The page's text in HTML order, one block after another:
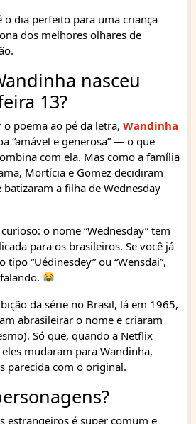
o dia perfeito para uma criança
dos melhores olhares de
nasceu
13?
o poema ao pé da letra, Wandinha
“amável e generosa” — o que
com ela. Mas como a família
Mortícia e Gomez decidiram
batizaram a filha de Wednesday
o nome “Wednesday” tem
para os brasileiros. Se você já
“Uédinesdey” ou “Wensdai”,
da série no Brasil, lá em 1965,
abrasileirar o nome e criaram
Só que, quando a Netflix
mudaram para Wandinha,
parecida com o original.
estrangeiros é super comum e